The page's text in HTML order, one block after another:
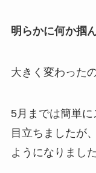
明らかに何か掴
大きく変わった
5月までは簡単
目立ちましたが
ようになりました